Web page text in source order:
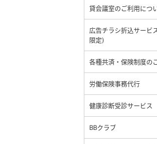
貸会議室のご利用につ
広告チラシ折込サービ
限定)
各種共済・保険制度の
労働保険事務代行
健康診断受診サービス
BBクラブ